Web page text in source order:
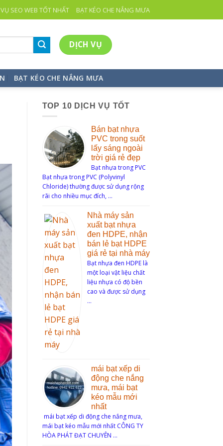
SEO WEB TỐT NHẤT BẠT KÉO CHE NẮNG MƯA
DỊCH VỤ
BẠT KÉO CHE NẮNG MƯA
TOP 10 DỊCH VỤ TỐT
Bán bạt nhựa
PVC trong suốt
lấy sáng ngoài
trời giá rẻ đẹp
Bạt nhựa trong PVC
Bạt nhựa trong PVC (Polyvinyl
Chloride) thường được sử dụng rộng
rãi cho nhiều mục đích, …
Nhà máy sản
xuất bạt nhựa
đen HDPE, nhận
bán lẻ bạt HDPE
giá rẻ tại nhà máy
Bạt nhựa đen HDPE là
một loại vật liệu chất
liệu nhựa có độ bền
cao và được sử dụng
…
mái bạt xếp di
động che nắng
mưa, mái bạt
kéo mẫu mới
nhất
mái bạt xếp di động che nắng mưa,
mái bạt kéo mẫu mới nhất CÔNG TY
HÒA PHÁT ĐẠT CHUYÊN …